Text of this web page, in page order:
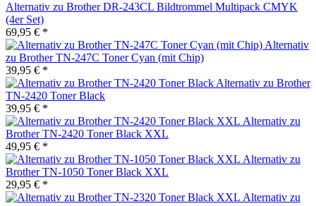
Alternativ zu Brother DR-243CL Bildtrommel Multipack CMYK
(4er Set)
69,95 € *
Alternativ
zu Brother TN-247C Toner Cyan (mit Chip)
39,95 € *
Alternativ zu Brother
TN-2420 Toner Black
39,95 € *
Alternativ zu
Brother TN-2420 Toner Black XXL
49,95 € *
Alternativ zu
Brother TN-1050 Toner Black XXL
29,95 € *
Alternativ zu